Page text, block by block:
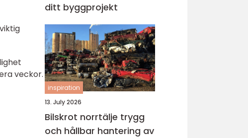
veckor.
ditt byggprojekt
inspiration
13. July 2026
Bilskrot norrtälje trygg
och hållbar hantering av